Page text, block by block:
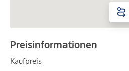
Preisinformationen
Kaufpreis